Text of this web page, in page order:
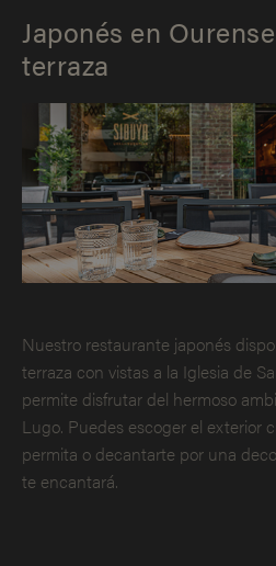
Japonés en
terraza
Nuestro restaurante japonés
terraza con vistas a la Iglesia de
permite disfrutar del hermoso
Lugo. Puedes escoger el exterior
permita o decantarte por una
te encantará.